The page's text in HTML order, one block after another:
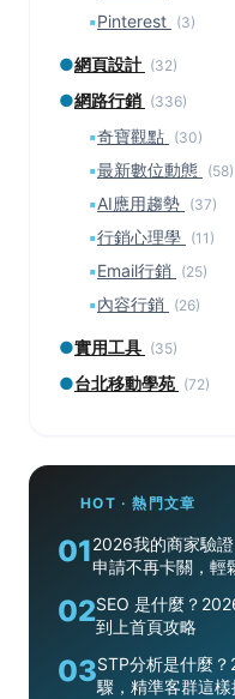
▪Pinterest (3)
●網頁設計 (32)
●網路行銷 (336)
▪奇寶觀點 (30)
▪最新數位動態 (58)
▪AI應用趨勢 (37)
▪行銷心理學 (11)
▪Email行銷 (25)
▪內容行銷 (26)
●實用工具 (35)
●台北移動學苑 (72)
HOT · 熱門文章
012026我的商家驗
申請不再卡關，輕
02SEO 是什麼？
到上首頁攻略
03STP分析是什麼
驟，精準客群這